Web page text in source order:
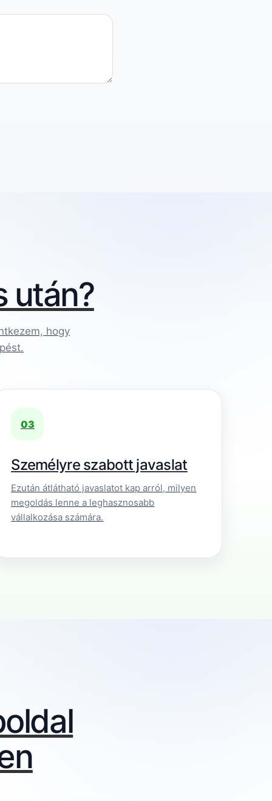
után?
hogy
03
Személyre szabott javaslat
Ezután átlátható javaslatot kap arról, milyen
megoldás lenne a leghasznosabb
vállalkozása számára.